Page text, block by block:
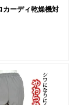
カーディ乾燥機対